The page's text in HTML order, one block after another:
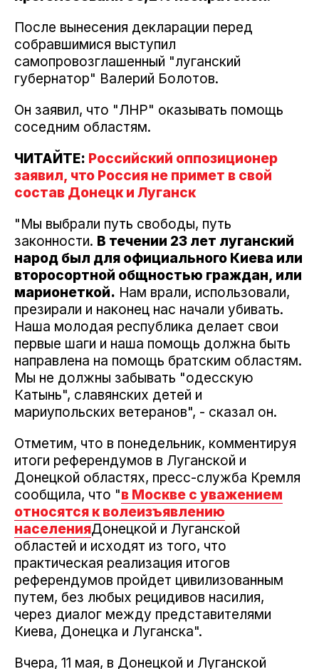
После вынесения декларации перед
собравшимися выступил
самопровозглашенный "луганский
губернатор" Валерий Болотов.
Он заявил, что "ЛНР" оказывать помощь
соседним областям.
ЧИТАЙТЕ: Российский оппозиционер
заявил, что Россия не примет в свой
состав Донецк и Луганск
"Мы выбрали путь свободы, путь
законности. В течении 23 лет луганский
народ был для официального Киева или
второсортной общностью граждан, или
марионеткой. Нам врали, использовали,
презирали и наконец нас начали убивать.
Наша молодая республика делает свои
первые шаги и наша помощь должна быть
направлена ​​на помощь братским областям.
Мы не должны забывать "одесскую
Катынь", славянских детей и
мариупольских ветеранов", - сказал он.
Отметим, что в понедельник, комментируя
итоги референдумов в Луганской и
Донецкой областях, пресс-служба Кремля
сообщила, что "в Москве с уважением
относятся к волеизъявлению
населенияДонецкой и Луганской
областей и исходят из того, что
практическая реализация итогов
референдумов пройдет цивилизованным
путем, без любых рецидивов насилия,
через диалог между представителями
Киева, Донецка и Луганска".
Вчера, 11 мая, в Донецкой и Луганской